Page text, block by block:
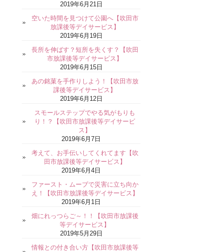
2019年6月21日
空いた時間を見つけて公園へ【吹田市
放課後等デイサービス】
2019年6月19日
長所を伸ばす？短所を失くす？【吹田
市放課後等デイサービス】
2019年6月15日
あの銘菓を手作りしよう！【吹田市放
課後等デイサービス】
2019年6月12日
スモールステップでやる気がもりも
り！？【吹田市放課後等デイサービ
ス】
2019年6月7日
考えて、お手伝いしてくれてます【吹
田市放課後等デイサービス】
2019年6月4日
ファースト・ムーブで災害に立ち向か
え！【吹田市放課後等デイサービス】
2019年6月1日
畑にれっつらご～！！【吹田市放課後
等デイサービス】
2019年5月29日
情報との付き合い方【吹田市放課後等